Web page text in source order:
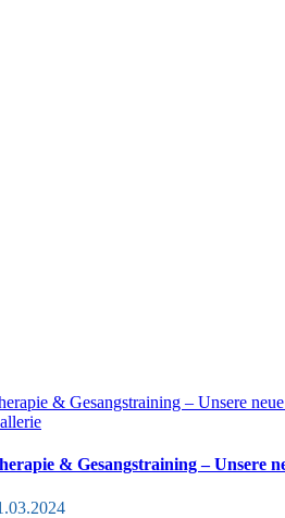
& Gesangstraining – Unsere
& Gesangstraining – Unsere